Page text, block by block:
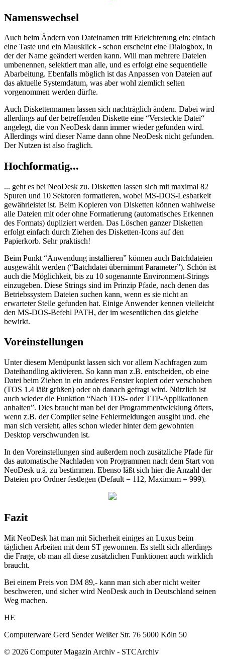
Namenswechsel
Auch beim Ändern von Dateinamen tritt Erleichterung ein: einfach
eine Taste und ein Mausklick - schon erscheint eine Dialogbox, in
der der Name geändert werden kann. Will man mehrere Dateien
umbenennen, selektiert man alle, und es erfolgt eine sequentielle
Abarbeitung. Ebenfalls möglich ist das Anpassen von Dateien auf
das aktuelle Systemdatum, was aber wohl ziemlich selten
vorgenommen werden dürfte.
Auch Diskettennamen lassen sich nachträglich ändern. Dabei wird
allerdings auf der betreffenden Diskette eine “Versteckte Datei“
angelegt, die von NeoDesk dann immer wieder gefunden wird.
Allerdings wird dieser Name dann ohne NeoDesk nicht gefunden.
Der Nutzen ist also fraglich.
Hochformatig...
... geht es bei NeoDesk zu. Disketten lassen sich mit maximal 82
Spuren und 10 Sektoren formatieren, wobei MS-DOS-Lesbarkeit
gewährleistet ist. Beim Kopieren von Disketten können wahlweise
alle Dateien mit oder ohne Formatierung (automatisches Erkennen
des Formats) dupliziert werden. Das Löschen ganzer Disketten
erfolgt einfach durch Ziehen des Disketten-Icons auf den
Papierkorb. Sehr praktisch!
Beim Punkt “Anwendung installieren” können auch Batchdateien
ausgewählt werden (“Batchdatei übernimmt Parameter”). Schön ist
auch die Möglichkeit, bis zu 10 sogenannte Environment-Strings
einzugeben. Diese Strings sind im Prinzip Pfade, nach denen das
Betriebssystem Dateien suchen kann, wenn es sie nicht an
erwarteter Stelle gefunden hat. Einige Anwender kennen vielleicht
den MS-DOS-Befehl PATH, der im wesentlichen das gleiche
bewirkt.
Voreinstellungen
Unter diesem Menüpunkt lassen sich vor allem Nachfragen zum
Dateihandling aktivieren. So kann man z.B. entscheiden, ob eine
Datei beim Ziehen in ein anderes Fenster kopiert oder verschoben
(TOS 1.4 läßt grüßen) oder ob danach gefragt wird. Nützlich ist
auch wieder die Funktion “Nach TOS- oder TTP-Applikationen
anhalten”. Dies braucht man bei der Programmentwicklung öfters,
wenn z.B. der Compiler seine Fehlermeldungen ausgibt und. ehe
man sich versieht, alles schon wieder hinter dem gewohnten
Desktop verschwunden ist.
In den Voreinstellungen sind außerdem noch zusätzliche Pfade für
das automatische Nachladen von Programmen nach dem Start von
NeoDesk u.ä. zu bestimmen. Ebenso läßt sich hier die Anzahl der
Dateien pro Ordner festlegen (Default = 112, Maximum = 999).
Fazit
Mit NeoDesk hat man mit Sicherheit einiges an Luxus beim
täglichen Arbeiten mit dem ST gewonnen. Es stellt sich allerdings
die Frage, ob man all diese zusätzlichen Funktionen auch wirklich
braucht.
Bei einem Preis von DM 89,- kann man sich aber nicht weiter
beschweren, und sicher wird NeoDesk auch in Deutschland seinen
Weg machen.
HE
Computerware Gerd Sender Weißer Str. 76 5000 Köln 50
© 2026 Computer Magazin Archiv - STCArchiv